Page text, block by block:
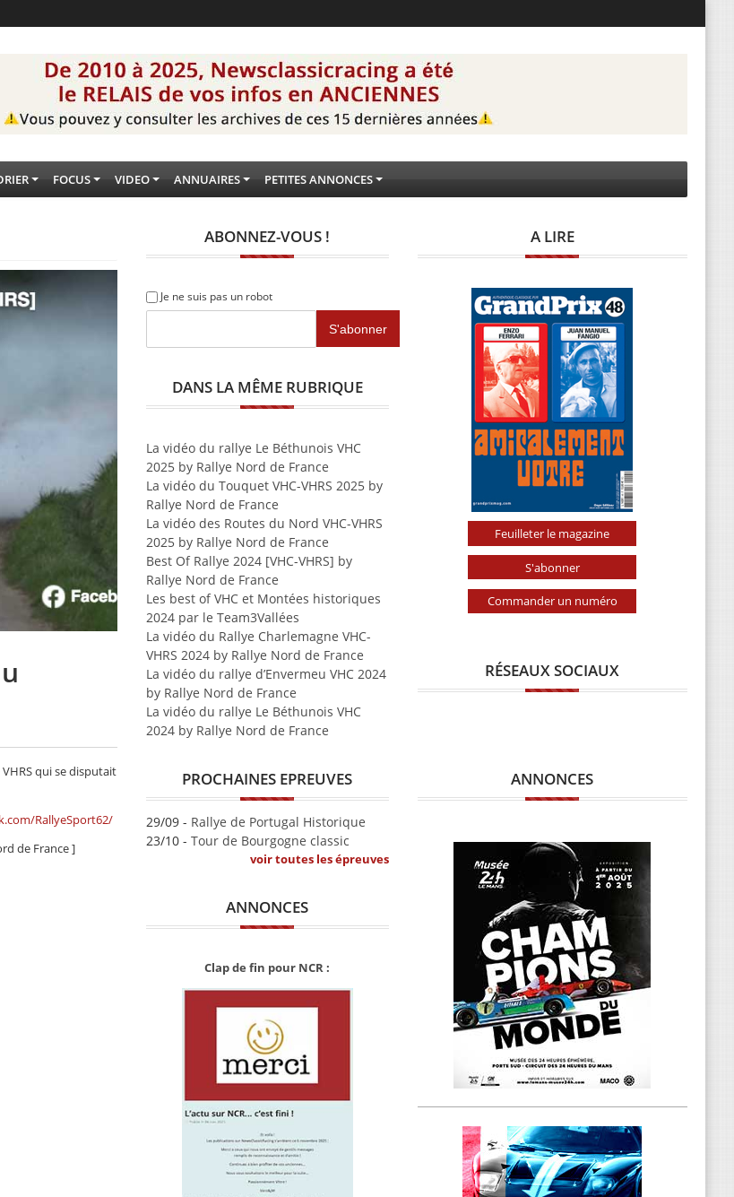
FOCUS VIDEO ANNUAIRES PETITES ANNONCES
qui se disputait
RallyeSport62/
de France ]
ABONNEZ-VOUS !
Je ne suis pas un robot
DANS LA MÊME RUBRIQUE
La vidéo du rallye Le Béthunois VHC
2025 by Rallye Nord de France
La vidéo du Touquet VHC-VHRS 2025 by
Rallye Nord de France
La vidéo des Routes du Nord VHC-VHRS
2025 by Rallye Nord de France
Best Of Rallye 2024 [VHC-VHRS] by
Rallye Nord de France
Les best of VHC et Montées historiques
2024 par le Team3Vallées
La vidéo du Rallye Charlemagne VHC-
VHRS 2024 by Rallye Nord de France
La vidéo du rallye d’Envermeu VHC 2024
by Rallye Nord de France
La vidéo du rallye Le Béthunois VHC
2024 by Rallye Nord de France
PROCHAINES EPREUVES
29/09 - Rallye de Portugal Historique
23/10 - Tour de Bourgogne classic
voir toutes les épreuves
ANNONCES
Clap de fin pour NCR :
A LIRE
Feuilleter le magazine
S'abonner
Commander un numéro
RÉSEAUX SOCIAUX
ANNONCES